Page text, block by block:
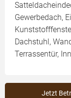
Gewerbedach,
Dachstuhl,
Terrassentür,
Jetzt